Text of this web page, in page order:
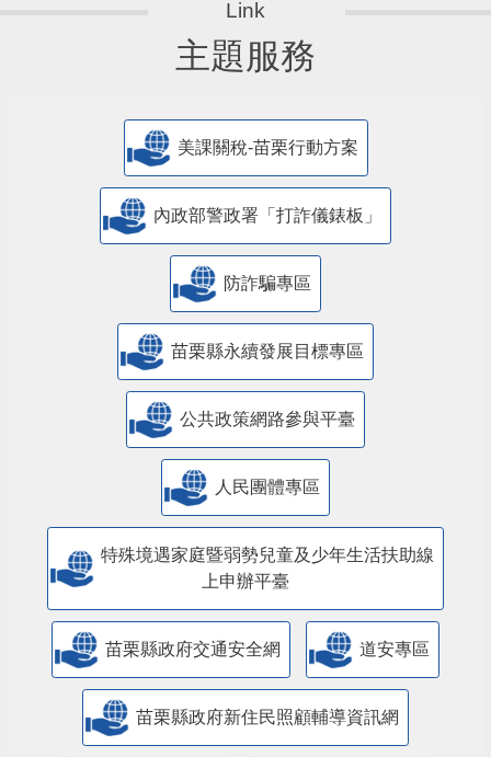
主題服務
美課關稅-苗栗行動方案
內政部警政署「打詐儀錶板」
防詐騙專區
苗栗縣永續發展目標專區
公共政策網路參與平臺
人民團體專區
特殊境遇家庭暨弱勢兒童及少年生活扶助線
上申辦平臺
苗栗縣政府交通安全網 道安專區
苗栗縣政府新住民照顧輔導資訊網